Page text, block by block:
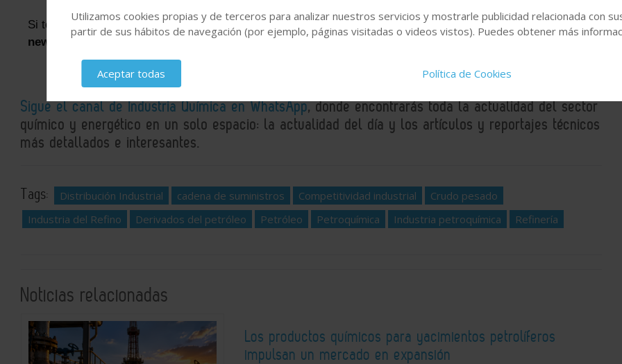
Si te ha parecido interesante, puedes suscribirte a nuestros
newsletters
Sigue el canal de Industria Química en WhatsApp, donde encontrarás toda la actualidad del sector
químico y energético en un solo espacio: la actualidad del día y los artículos y reportajes técnicos
más detallados e interesantes.
Tags: Distribución Industrial cadena de suministros Competitividad industrial
Crudo pesado
Industria del Refino
Derivados del petróleo Petróleo Petroquímica Industria petroquímica Refinería
Noticias relacionadas
Los productos químicos para yacimientos petrolíferos
impulsan un mercado en expansión
Utilizamos cookies propias y de terceros para analizar nuestros servicios y mostrarle publicidad relacionada con
partir de sus hábitos de navegación (por ejemplo, páginas visitadas o videos vistos). Puedes obtener más
Aceptar todas Política de Cookies